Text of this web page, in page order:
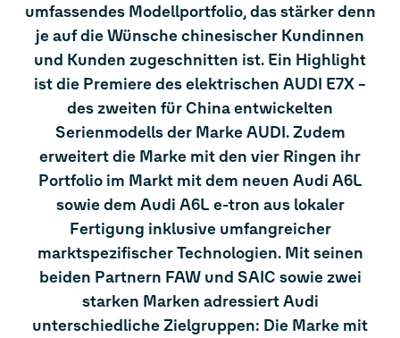
umfassendes Modellportfolio, das stärker denn
je auf die Wünsche chinesischer Kundinnen
und Kunden zugeschnitten ist. Ein Highlight
ist die Premiere des elektrischen AUDI E7X –
des zweiten für China entwickelten
Serienmodells der Marke AUDI. Zudem
erweitert die Marke mit den vier Ringen ihr
Portfolio im Markt mit dem neuen Audi A6L
sowie dem Audi A6L e-tron aus lokaler
Fertigung inklusive umfangreicher
marktspezifischer Technologien. Mit seinen
beiden Partnern FAW und SAIC sowie zwei
starken Marken adressiert Audi
unterschiedliche Zielgruppen: Die Marke mit